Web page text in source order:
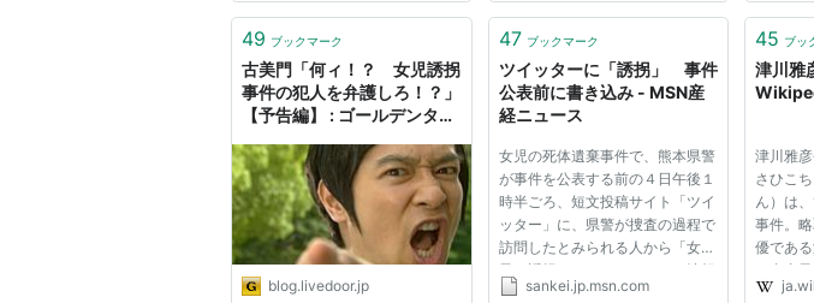
advertisers. Reference to any
is...
49 ブックマーク
古美門「何ィ！？ 女児誘拐
事件の犯人を弁護しろ！？」
【予告編】 : ゴールデンタイ
blog.livedoor.jp
47 ブックマーク
ツイッターに「誘拐」 事件
公表前に書き込み - MSN産
経ニュース
女児の死体遺棄事件で、熊本県警
が事件を公表する前の４日午後１
時半ごろ、短文投稿サイト「ツイ
ッター」に、県警が捜査の過程で
訪問したとみられる人から「女の
子が誘拐されたそうです」と情報
提供を求める書き込みがあっ
sankei.jp.msn.com
45 ブッ
津川雅
津川雅
さひこ
ん）は
事件。
優であ
（真由
集めた